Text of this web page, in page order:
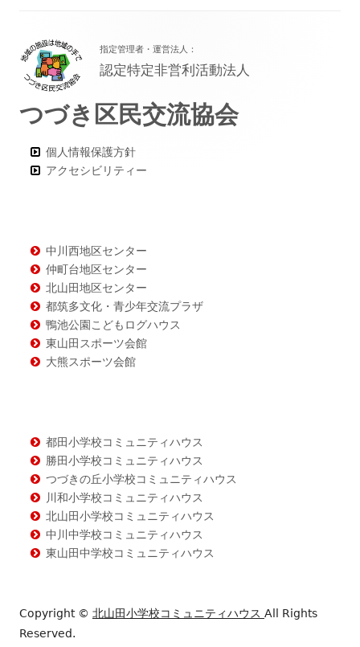
ッ
タ
ー・
ン
ツ
指定管理者・運営法人：
認定特定非営利活動法人
つづき区民交流協会
個人情報保護方針
アクセシビリティー
中川西地区センター
仲町台地区センター
北山田地区センター
都筑多文化・青少年交流プラザ
鴨池公園こどもログハウス
東山田スポーツ会館
大熊スポーツ会館
都田小学校コミュニティハウス
勝田小学校コミュニティハウス
つづきの丘小学校コミュニティハウス
川和小学校コミュニティハウス
北山田小学校コミュニティハウス
中川中学校コミュニティハウス
東山田中学校コミュニティハウス
Copyright © 北山田小学校コミュニティハウス All Rights
Reserved.